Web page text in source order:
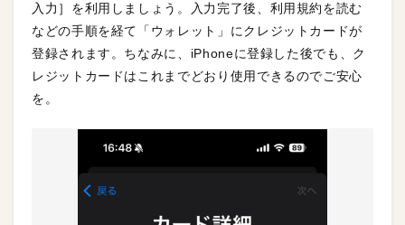
入力］を利用しましょう。入力完了後、利用規約を読む
などの手順を経て「ウォレット」にクレジットカードが
登録されます。ちなみに、iPhoneに登録した後でも、ク
レジットカードはこれまでどおり使用できるのでご安心
を。